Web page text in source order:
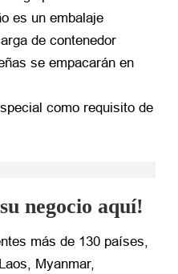
es un embalaje
de contenedor
se empacarán en
como requisito de
negocio aquí!
más de 130 países,
Myanmar,